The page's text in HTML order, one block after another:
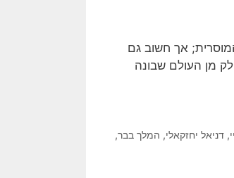
אך חשוב גם
מן העולם שבונה
, דניאל יחזקאלי, המלך בבר,